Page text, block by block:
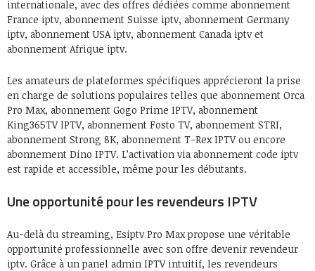
internationale, avec des offres dédiées comme abonnement
France iptv, abonnement Suisse iptv, abonnement Germany
iptv, abonnement USA iptv, abonnement Canada iptv et
abonnement Afrique iptv.
Les amateurs de plateformes spécifiques apprécieront la prise
en charge de solutions populaires telles que abonnement Orca
Pro Max, abonnement Gogo Prime IPTV, abonnement
King365TV IPTV, abonnement Fosto TV, abonnement STRI,
abonnement Strong 8K, abonnement T-Rex IPTV ou encore
abonnement Dino IPTV. L’activation via abonnement code iptv
est rapide et accessible, même pour les débutants.
Une opportunité pour les revendeurs IPTV
Au-delà du streaming, Esiptv Pro Max propose une véritable
opportunité professionnelle avec son offre devenir revendeur
iptv. Grâce à un panel admin IPTV intuitif, les revendeurs